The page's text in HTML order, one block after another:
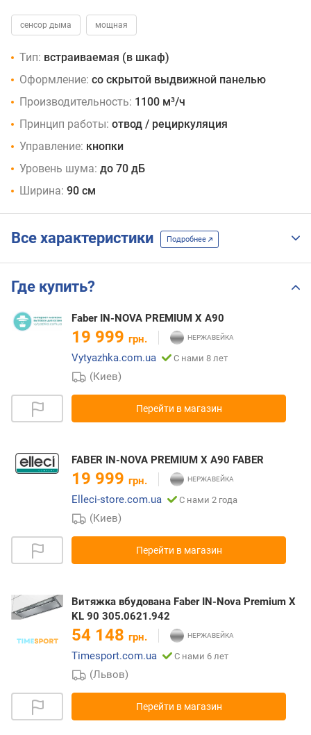
сенсор дыма мощная
Тип: встраиваемая (в шкаф)
Оформление: со скрытой выдвижной панелью
Производительность: 1100 м³/ч
Принцип работы: отвод / рециркуляция
Управление: кнопки
Уровень шума: до 70 дБ
Ширина: 90 см
Все характеристики Подробнее
Где купить?
Faber IN-NOVA PREMIUM X A90
19 999 грн.
Vytyazhka.com.ua
С нами 8 лет
(Киев)
Перейти в магазин
FABER IN-NOVA PREMIUM X A90 FABER
19 999 грн.
Elleci-store.com.ua
С нами 2 года
(Киев)
Перейти в магазин
Витяжка вбудована Faber IN-Nova Premium X
KL 90 305.0621.942
54 148 грн.
Timesport.com.ua
С нами 6 лет
(Львов)
Перейти в магазин